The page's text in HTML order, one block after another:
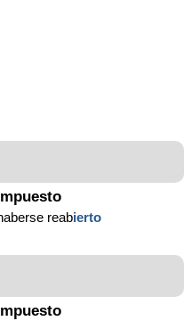
reabierto